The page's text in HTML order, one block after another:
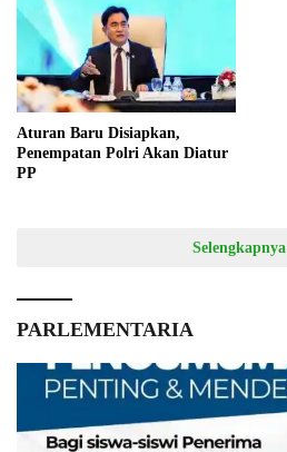
Aturan Baru Disiapkan,
Penempatan Polri Akan Diatur
PP
Selengkapnya
PARLEMENTARIA